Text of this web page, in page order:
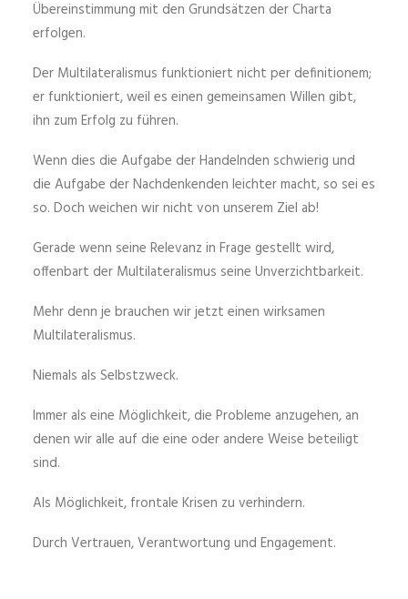
Übereinstimmung mit den Grundsätzen der Charta
erfolgen.
Der Multilateralismus funktioniert nicht per definitionem;
er funktioniert, weil es einen gemeinsamen Willen gibt,
ihn zum Erfolg zu führen.
Wenn dies die Aufgabe der Handelnden schwierig und
die Aufgabe der Nachdenkenden leichter macht, so sei es
so. Doch weichen wir nicht von unserem Ziel ab!
Gerade wenn seine Relevanz in Frage gestellt wird,
offenbart der Multilateralismus seine Unverzichtbarkeit.
Mehr denn je brauchen wir jetzt einen wirksamen
Multilateralismus.
Niemals als Selbstzweck.
Immer als eine Möglichkeit, die Probleme anzugehen, an
denen wir alle auf die eine oder andere Weise beteiligt
sind.
Als Möglichkeit, frontale Krisen zu verhindern.
Durch Vertrauen, Verantwortung und Engagement.